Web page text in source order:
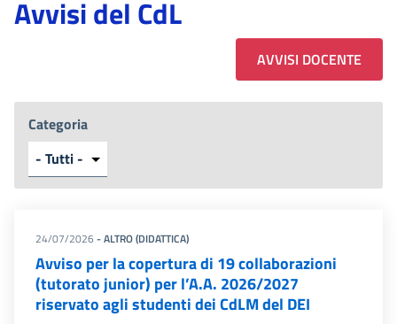
Avvisi del CdL
AVVISI DOCENTE
Categoria
24/07/2026 - ALTRO (DIDATTICA)
Avviso per la copertura di 19 collaborazioni
(tutorato junior) per l’A.A. 2026/2027
riservato agli studenti dei CdLM del DEI